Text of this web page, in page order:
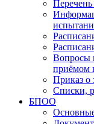
Вопросы
приёмом
Приказ о
Списки,
БПОО